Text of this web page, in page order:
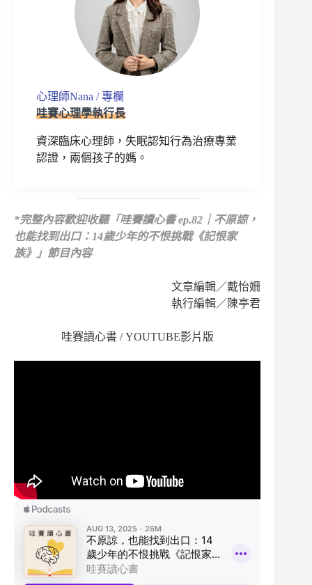
心理師Nana / 專欄
哇賽心理學執行長
資深臨床心理師，失眠認知行為治療專業
認證，兩個孩子的媽。
*完整內容歡迎收聽「哇賽讀心書 ep.82｜不原諒，
也能找到出口：14歲少年的不恨挑戰《記恨家
族》」節目內容
文章編輯／戴怡姍
執行編輯／陳亭君
哇賽讀心書 / YOUTUBE影片版